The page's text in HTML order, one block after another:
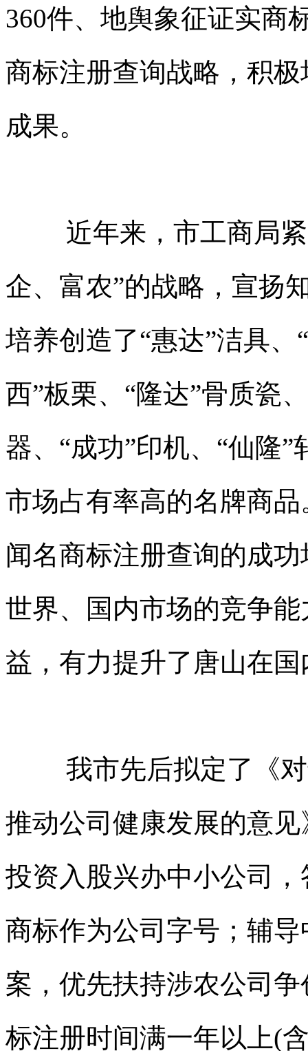
360件、地舆象征证实商
商标注册查询战略，积
成果。
近年来，市工商局
企、富农”的战略，宣扬
培养创造了“惠达”洁具、
西”板栗、“隆达”骨质瓷
器、“成功”印机、“仙隆
市场占有率高的名牌商
闻名商标注册查询的成
世界、国内市场的竞争
益，有力提升了唐山在
我市先后拟定了《
推动公司健康发展的意
投资入股兴办中小公司
商标作为公司字号；辅
案，优先扶持涉农公司
标注册时间满一年以上(